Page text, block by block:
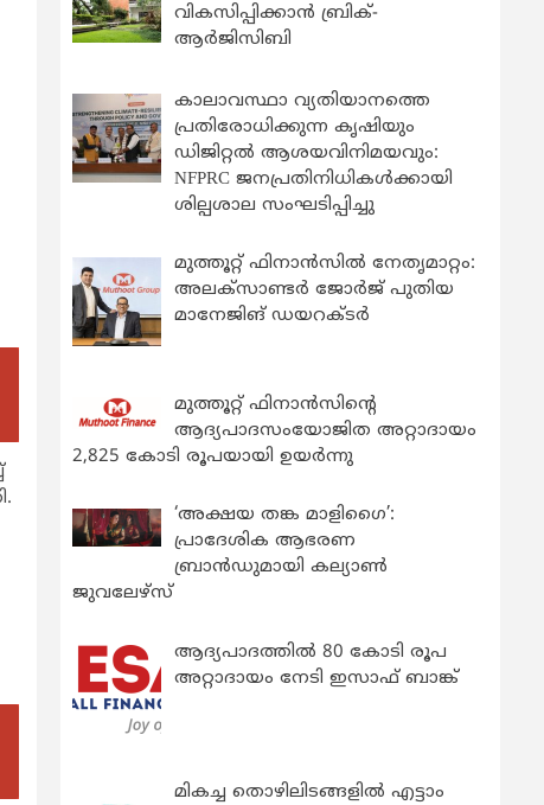
വികസിപ്പിക്കാന്‍ ബ്രിക്-
ആര്‍ജിസിബി
കാലാവസ്ഥാ വ്യതിയാനത്തെ
പ്രതിരോധിക്കുന്ന കൃഷിയും
ഡിജിറ്റൽ ആശയവിനിമയവും:
NFPRC ജനപ്രതിനിധികൾക്കായി
ശില്പശാല സംഘടിപ്പിച്ചു
മുത്തൂറ്റ് ഫിനാൻസിൽ നേതൃമാറ്റം:
അലക്സാണ്ടർ ജോർജ് പുതിയ
മാനേജിങ് ഡയറക്ടർ
മുത്തൂറ്റ് ഫിനാൻസിന്റെ
ആദ്യപാദസംയോജിത അറ്റാദായം
2,825 കോടി രൂപയായി ഉയർന്നു
‘അക്ഷയ തങ്ക മാളിഗൈ’:
പ്രാദേശിക ആഭരണ
ബ്രാന്‍ഡുമായി കല്യാണ്‍
ജുവലേഴ്‌സ്
ആദ്യപാദത്തിൽ 80 കോടി രൂപ
അറ്റാദായം നേടി ഇസാഫ് ബാങ്ക്
മികച്ച തൊഴിലിടങ്ങളിൽ എട്ടാം